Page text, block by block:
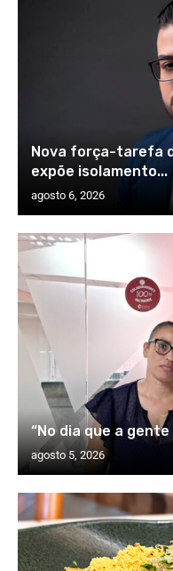
Nova força-tarefa
expõe isolamento...
agosto 6, 2026
“No dia que a
agosto 5, 2026